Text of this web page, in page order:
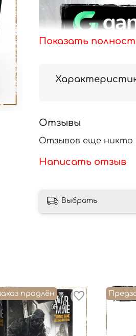
Показать
Отзывы
Отзывов еще никто
Написать отзыв
Выбрать
продлён